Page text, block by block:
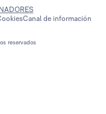
reservados
Canal de información